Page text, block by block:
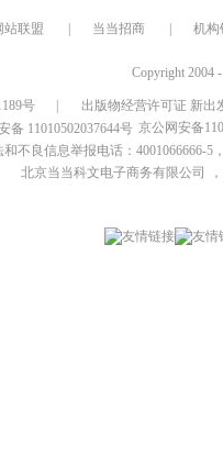
站联盟 当当招商 机构
Copyright 2004
号
出版物经营许可证 新出
京公网安备
不良信息举报电话：4001066666-5
北京当当科文电子商务有限公司